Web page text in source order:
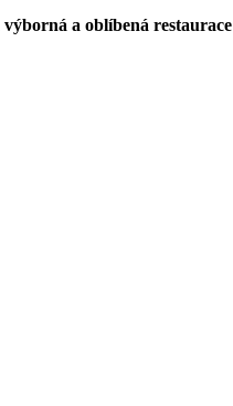
výborná a oblíbená restaurace